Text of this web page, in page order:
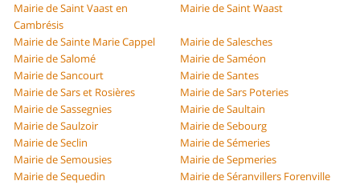
Mairie de Saint Vaast en
Cambrésis
Mairie de Saint Waast
Mairie de Sainte Marie Cappel
Mairie de Salesches
Mairie de Salomé
Mairie de Saméon
Mairie de Sancourt
Mairie de Santes
Mairie de Sars et Rosières
Mairie de Sars Poteries
Mairie de Sassegnies
Mairie de Saultain
Mairie de Saulzoir
Mairie de Sebourg
Mairie de Seclin
Mairie de Sémeries
Mairie de Semousies
Mairie de Sepmeries
Mairie de Sequedin
Mairie de Séranvillers Forenville